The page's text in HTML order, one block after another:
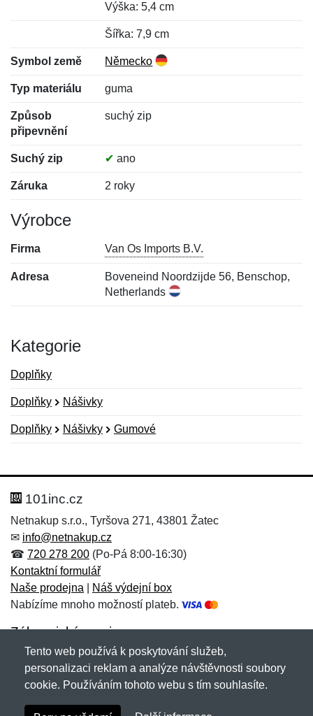
Výška: 5,4 cm
Šířka: 7,9 cm
Symbol země Německo
Typ materiálu guma
Způsob
připevnění
suchý zip
Suchý zip ✔ ano
Záruka 2 roky
Výrobce
Firma Van Os Imports B.V.
Adresa
Boveneind Noordzijde 56, Benschop,
Netherlands
Kategorie
Doplňky
Doplňky Nášivky
Doplňky Nášivky Gumové
Hodnocení:
Jméno: *
Zpráva*
Jméno:
E-mail:*
101inc.cz
Netnakup s.r.o., Tyršova 271, 43801 Žatec
✉ info@netnakup.cz
☎ 720 278 200 (Po-Pá 8:00-16:30)
Kontaktní formulář
Naše prodejna
Náš výdejní box
Nabízíme mnoho možností plateb.
Zákaznický servis
Novinky emailem
Copyright © 2007-2026 (19 let s vámi)Netnakup.cz
Tento web používá k poskytování služeb,
personalizaci reklam a analýze návštěvnosti soubory
cookie. Používáním tohoto webu s tím souhlasíte.